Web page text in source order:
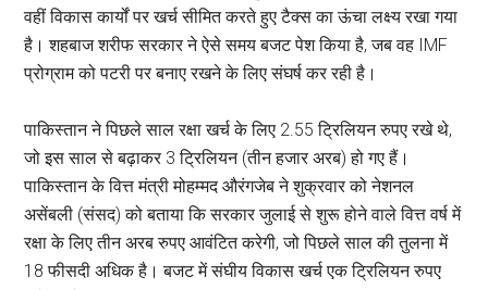
वहीं विकास कार्यों पर खर्च सीमित करते हुए टैक्स का ऊंचा लक्ष्य रखा गया
है। शहबाज शरीफ सरकार ने ऐसे समय बजट पेश किया है, जब वह IMF
प्रोग्राम को पटरी पर बनाए रखने के लिए संघर्ष कर रही है।
पाकिस्तान ने पिछले साल रक्षा खर्च के लिए 2.55 ट्रिलियन रुपए रखे थे,
जो इस साल से बढ़ाकर 3 ट्रिलियन (तीन हजार अरब) हो गए हैं।
पाकिस्तान के वित्त मंत्री मोहम्मद औरंगजेब ने शुक्रवार को नेशनल
असेंबली (संसद) को बताया कि सरकार जुलाई से शुरू होने वाले वित्त वर्ष में
रक्षा के लिए तीन अरब रुपए आवंटित करेगी, जो पिछले साल की तुलना में
18 फीसदी अधिक है। बजट में संघीय विकास खर्च एक ट्रिलियन रुपए